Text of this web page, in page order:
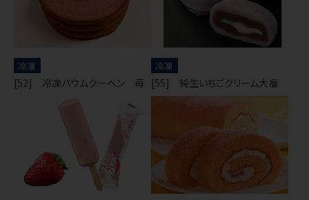
冷凍
[52] 冷凍バウムクーヘン 苺
冷凍
[55] 純生いちごクリーム大福